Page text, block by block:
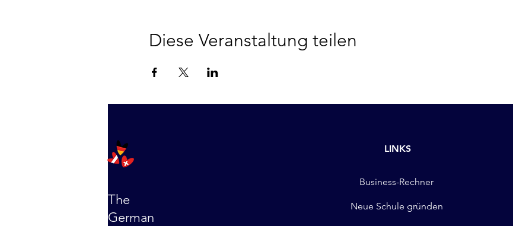
Diese Veranstaltung teilen
LINKS
The
German
Business-Rechner
Neue Schule gründen